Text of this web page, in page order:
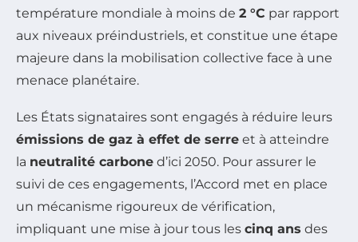
température mondiale à moins de 2 °C par rapport
aux niveaux préindustriels, et constitue une étape
majeure dans la mobilisation collective face à une
menace planétaire.
Les États signataires sont engagés à réduire leurs
émissions de gaz à effet de serre et à atteindre
la neutralité carbone d’ici 2050. Pour assurer le
suivi de ces engagements, l’Accord met en place
un mécanisme rigoureux de vérification,
impliquant une mise à jour tous les cinq ans des